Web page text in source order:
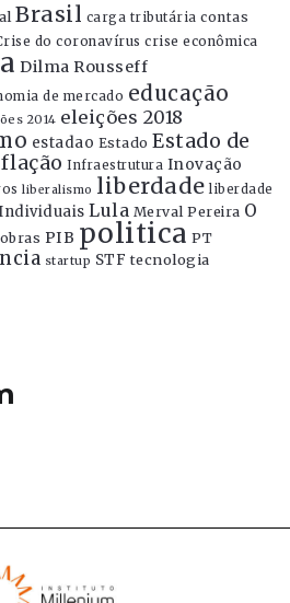
Brasil carga tributária contas
do coronavírus crise econômica
Dilma Rousseff
de mercado educação
2014 eleições 2018
estadao Estado Estado de
Infraestrutura Inovação
liberalismo liberdade liberdade
Lula Merval Pereira O
PIB politica PT
startup STF tecnologia